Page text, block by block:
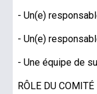
- Un(e)
- Un(e)
- Une équipe de
RÔLE DU